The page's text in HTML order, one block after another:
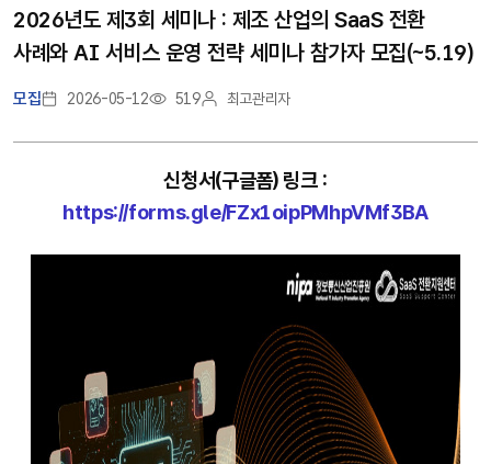
2026년도 제3회 세미나 : 제조 산업의 SaaS 전환
사례와 AI 서비스 운영 전략 세미나 참가자 모집(~5.19)
모집 2026-05-12 519 최고관리자
신청서(구글폼) 링크 :
https://forms.gle/FZx1oipPMhpVMf3BA